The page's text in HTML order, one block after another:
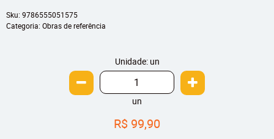
Sku: 9786555051575
Categoria: Obras de referência
Unidade: un
un
R$ 99,90